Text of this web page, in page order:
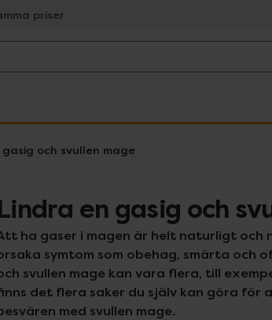
priser
och svullen mage
en gasig och
ha gaser i magen är helt naturligt och
symtom som obehag, smärta och
svullen mage kan vara flera, till
det flera saker du själv kan göra för
med svullen mage.